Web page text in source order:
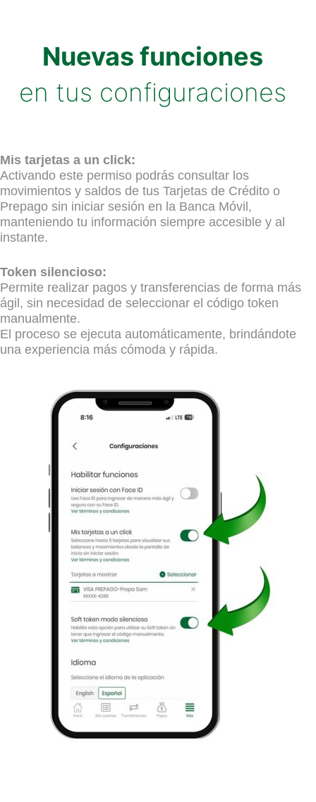
Nuevas funciones
en tus configuraciones
Mis tarjetas a un click:
Activando este permiso podrás consultar los
movimientos y saldos de tus Tarjetas de Crédito o
Prepago sin iniciar sesión en la Banca Móvil,
manteniendo tu información siempre accesible y al
instante.
Token silencioso:
Permite realizar pagos y transferencias de forma más
ágil, sin necesidad de seleccionar el código token
manualmente.
El proceso se ejecuta automáticamente, brindándote
una experiencia más cómoda y rápida.